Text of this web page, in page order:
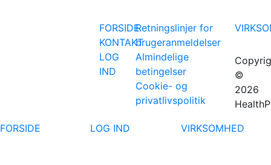
FORSIDE
KONTAKT
LOG
IND
Retningslinjer for
brugeranmeldelser
Almindelige
betingelser
Cookie- og
privatlivspolitik
©
2026
FORSIDE
LOG IND VIRKSOMHED